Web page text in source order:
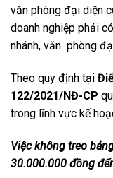
văn phòng đại diện
doanh nghiệp phải
nhánh, văn phòng
Theo quy định tại
122/2021/NĐ-CP
trong lĩnh vực kế
Việc không treo
30.000.000 đồng